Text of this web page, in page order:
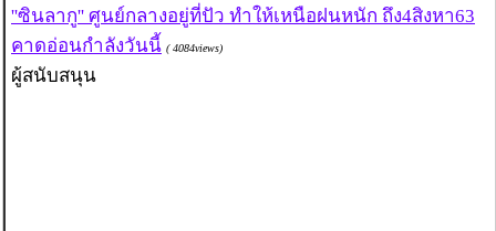
''ซินลากู'' ศูนย์กลางอยู่ที่ปัว ทำให้เหนือฝนหนัก ถึง4สิงหา63
คาดอ่อนกำลังวันนี้ ( 4084views)
ผู้สนับสนุน